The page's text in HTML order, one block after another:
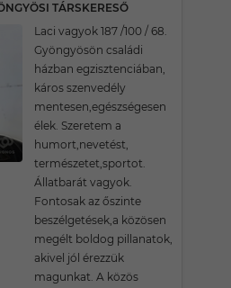
TÁRSKERESŐ
Laci vagyok 187 /100 / 68.
Gyöngyösön családi
házban egzisztenciában,
káros szenvedély
mentesen,egészségesen
élek. Szeretem a
humort,nevetést,
természetet,sportot.
Állatbarát vagyok.
Fontosak az őszinte
beszélgetések,a közösen
megélt boldog pillanatok,
akivel jól érezzük
magunkat. A közös